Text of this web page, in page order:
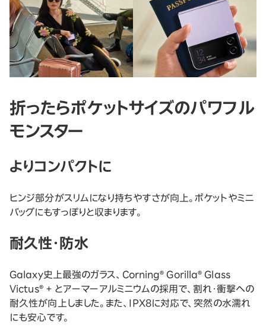
折ったらポケットサイズのパワフル
モンスター
よりコンパクトに
ヒンジ部分がスリムになり持ちやすさが向上。ポケットやミニ
バッグにもすっぽりと収まります。
耐久性・防水
Galaxy史上最強のガラス、Corning® Gorilla® Glass
Victus® + とアーマーアルミニウムの採用で、割れ・衝撃への
耐久性が向上しました。また、IPX8に対応で、突然の水濡れ
にも安心です。